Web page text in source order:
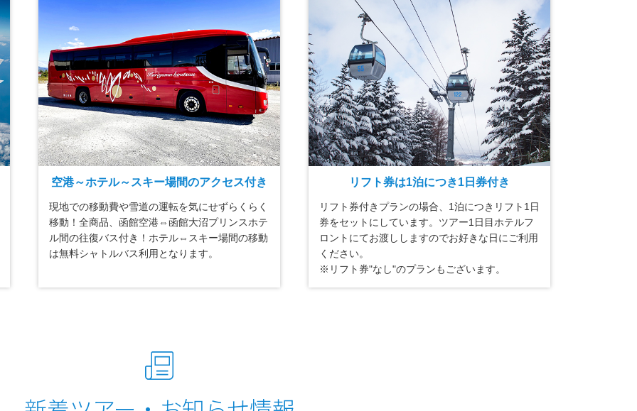
空港～ホテル～スキー場間のアクセス付き
現地での移動費や雪道の運転を気にせずらくらく
移動！全商品、函館空港⇔函館大沼プリンスホテ
ル間の往復バス付き！ホテル⇔スキー場間の移動
は無料シャトルバス利用となります。
リフト券は1泊につき1日券付き
リフト券付きプランの場合、1泊につきリフト1日
券をセットにしています。ツアー1日目ホテルフ
ロントにてお渡ししますのでお好きな日にご利用
ください。
※リフト券"なし"のプランもございます。